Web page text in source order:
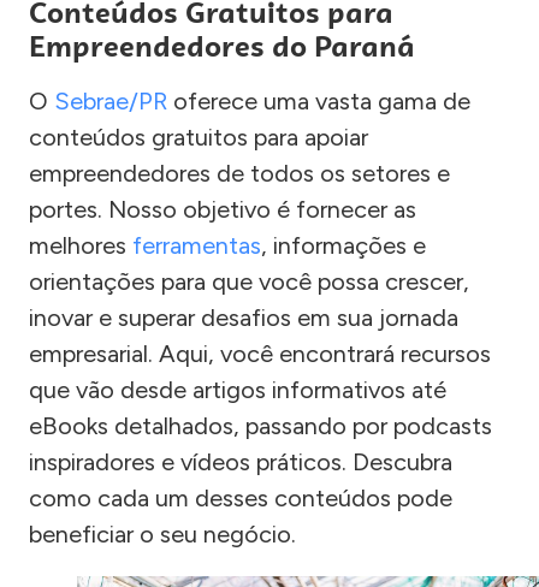
Conteúdos Gratuitos para
Empreendedores do Paraná
O Sebrae/PR oferece uma vasta gama de
conteúdos gratuitos para apoiar
empreendedores de todos os setores e
portes. Nosso objetivo é fornecer as
melhores ferramentas, informações e
orientações para que você possa crescer,
inovar e superar desafios em sua jornada
empresarial. Aqui, você encontrará recursos
que vão desde artigos informativos até
eBooks detalhados, passando por podcasts
inspiradores e vídeos práticos. Descubra
como cada um desses conteúdos pode
beneficiar o seu negócio.